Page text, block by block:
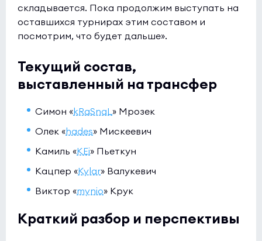
складывается. Пока продолжим выступать на
оставшихся турнирах этим составом и
посмотрим, что будет дальше».
Текущий состав,
выставленный на трансфер
Симон «kRaSnaL» Мрозек
Олек «hades» Мискеевич
Камиль «KEi» Пьеткун
Кацпер «Kylar» Валукевич
Виктор «mynio» Крук
Краткий разбор и перспективы